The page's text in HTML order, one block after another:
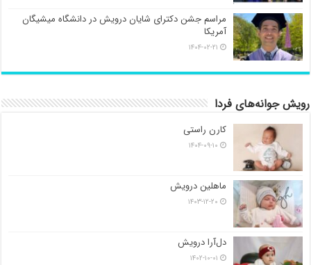
مراسم جشن دکترای شایان درویش در دانشگاه میشیگان
آمریکا
۱۴۰۴-۰۲-۲۱
رویش جوانه‌های فردا
کارن راستی
۱۴۰۴-۰۹-۱۰
ماهلین درویش
۱۴۰۳-۱۲-۲۰
دل‌آرا درویش
۱۴۰۲-۱۰-۰۱